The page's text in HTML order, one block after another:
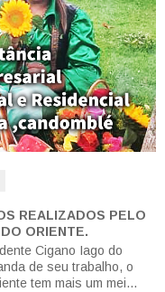
REALIZADOS PELO
ORIENTE.
Cigano Iago do
de seu trabalho, o
tem mais um mei...